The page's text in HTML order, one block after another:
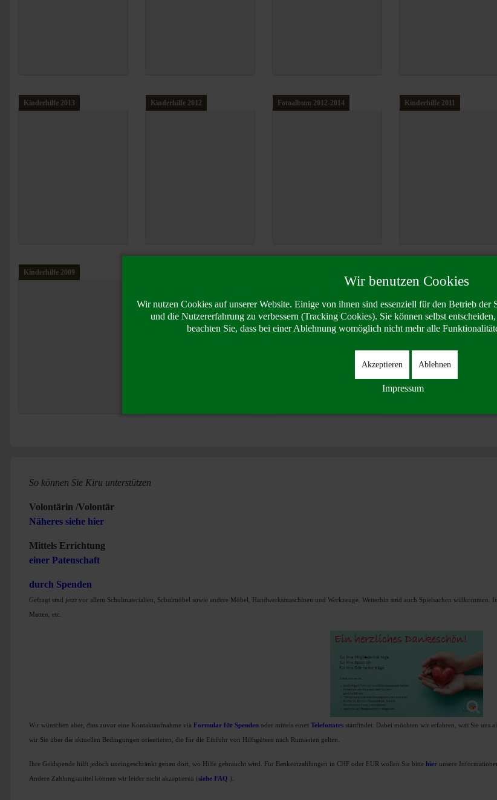
So können Sie Kiru unterstützen
Volontärin /Volontär
Näheres siehe hier
Mittels Errichtung
einer Patenschaft
durch Spenden
Gefragt sind jetzt vor allem Schulmaterialien, Schulmöbel sowie andere Möbel, Handwerksmaschinen und Werkzeuge. Weiterhin sind auch Spielsachen
Matten, etc.
Wir wünschen aber, dass zuvor eine Kontaktaufnahme via Formular für Spenden oder mittels eines Telefonates stattfindet. Dabei möchten wir erfahren, was Sie uns
wir Sie über die aktuellen Bedingungen orientieren, die für die Einfuhr von Hilfsgütern nach Rumänien gelten.
Ihre Geldspende hilft jedoch uneingeschränkt genau dort, wo Hilfe gebraucht wird. Für Bankeinzahlungen in CHF oder EUR wollen Sie bitte hier unsere
Andere Zahlungsmittel können wir leider nicht akzeptieren (siehe FAQ ).
Kinderhilfe 2013 Kinderhilfe 2012 Fotoalbum 2012-2014 Kinderhilfe 2011
Kinderhilfe 2009
Wir benutzen Cookies
Wir nutzen Cookies auf unserer Website. Einige von ihnen sind essenziell für den Betrieb der
und die Nutzererfahrung zu verbessern (Tracking Cookies). Sie können selbst
beachten Sie, dass bei einer Ablehnung womöglich nicht mehr alle
Akzeptieren Ablehnen
Impressum